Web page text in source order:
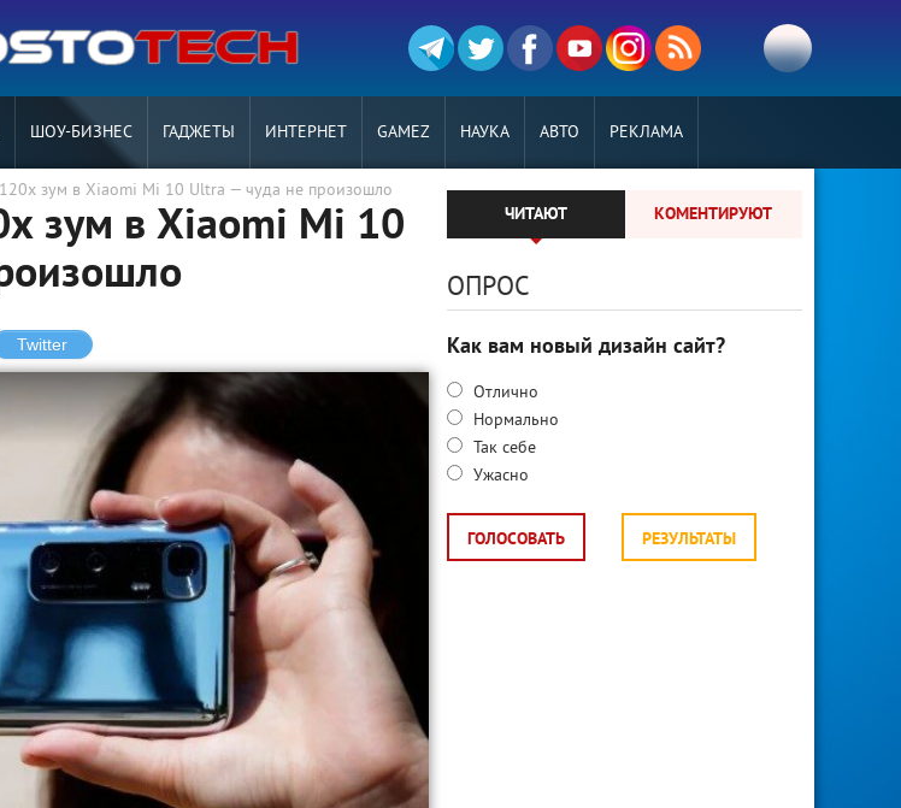
ШОУ-БИЗНЕС ГАДЖЕТЫ ИНТЕРНЕТ GAMEZ НАУКА АВТО РЕКЛАМА
зум в Xiaomi Mi 10 Ultra — чуда не произошло
зум в Xiaomi Mi 10
ЧИТАЮТ КОМЕНТИРУЮТ
ОПРОС
Как вам новый дизайн сайт?
Отлично
Нормально
Так себе
Ужасно
ГОЛОСОВАТЬ РЕЗУЛЬТАТЫ